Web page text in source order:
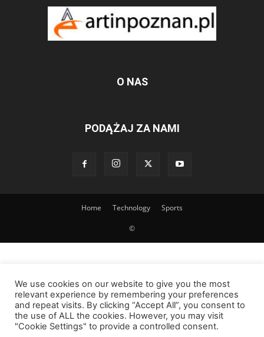
O NAS
PODĄŻAJ ZA NAMI
Home Technology Sports
©
We use cookies on our website to give you the most
relevant experience by remembering your preferences
and repeat visits. By clicking “Accept All”, you consent to
the use of ALL the cookies. However, you may visit
"Cookie Settings" to provide a controlled consent.